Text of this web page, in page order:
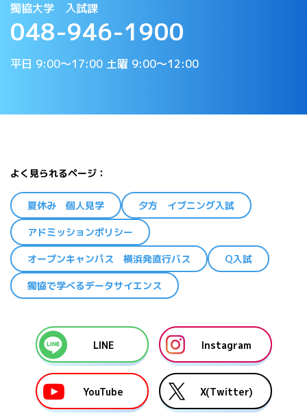
獨協大学 入試課
048-946-1900
平日 9:00〜17:00 土曜 9:00〜12:00
よく見られるページ
夏休み 個人見学 夕方 イブニング入試
アドミッションポリシー
オープンキャンパス 横浜発直行バス Q入試
獨協で学べるデータサイエンス
LINE Instagram
YouTube X(Twitter)